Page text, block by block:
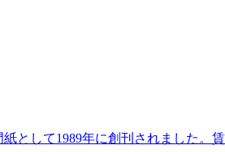
として1989年に創刊されました。賃